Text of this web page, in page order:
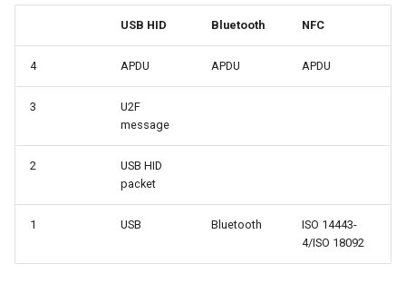
USB HID Bluetooth NFC
4 APDU APDU APDU
3
U2F
message
2
USB HID
packet
1 USB Bluetooth
ISO 14443-
4/ISO 18092